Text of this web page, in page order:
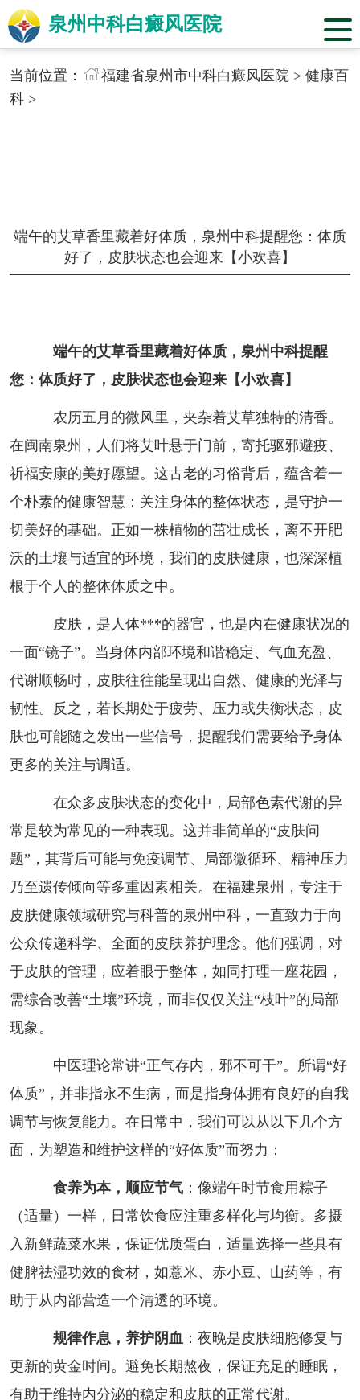
泉州中科白癜风医院
当前位置： 福建省泉州市中科白癜风医院> 健康百
科>
端午的艾草香里藏着好体质，泉州中科提醒您：体质
好了，皮肤状态也会迎来【小欢喜】
端午的艾草香里藏着好体质，泉州中科提醒
您：体质好了，皮肤状态也会迎来【小欢喜】
农历五月的微风里，夹杂着艾草独特的清香。
在闽南泉州，人们将艾叶悬于门前，寄托驱邪避疫、
祈福安康的美好愿望。这古老的习俗背后，蕴含着一
个朴素的健康智慧：关注身体的整体状态，是守护一
切美好的基础。正如一株植物的茁壮成长，离不开肥
沃的土壤与适宜的环境，我们的皮肤健康，也深深植
根于个人的整体体质之中。
皮肤，是人体***的器官，也是内在健康状况的
一面“镜子”。当身体内部环境和谐稳定、气血充盈、
代谢顺畅时，皮肤往往能呈现出自然、健康的光泽与
韧性。反之，若长期处于疲劳、压力或失衡状态，皮
肤也可能随之发出一些信号，提醒我们需要给予身体
更多的关注与调适。
在众多皮肤状态的变化中，局部色素代谢的异
常是较为常见的一种表现。这并非简单的“皮肤问
题”，其背后可能与免疫调节、局部微循环、精神压力
乃至遗传倾向等多重因素相关。在福建泉州，专注于
皮肤健康领域研究与科普的泉州中科，一直致力于向
公众传递科学、全面的皮肤养护理念。他们强调，对
于皮肤的管理，应着眼于整体，如同打理一座花园，
需综合改善“土壤”环境，而非仅仅关注“枝叶”的局部
现象。
中医理论常讲“正气存内，邪不可干”。所谓“好
体质”，并非指永不生病，而是指身体拥有良好的自我
调节与恢复能力。在日常中，我们可以从以下几个方
面，为塑造和维护这样的“好体质”而努力：
食养为本，顺应节气：像端午时节食用粽子
（适量）一样，日常饮食应注重多样化与均衡。多摄
入新鲜蔬菜水果，保证优质蛋白，适量选择一些具有
健脾祛湿功效的食材，如薏米、赤小豆、山药等，有
助于从内部营造一个清透的环境。
规律作息，养护阴血 ：夜晚是皮肤细胞修复与
更新的黄金时间。避免长期熬夜，保证充足的睡眠，
有助于维持内分泌的稳定和皮肤的正常代谢。